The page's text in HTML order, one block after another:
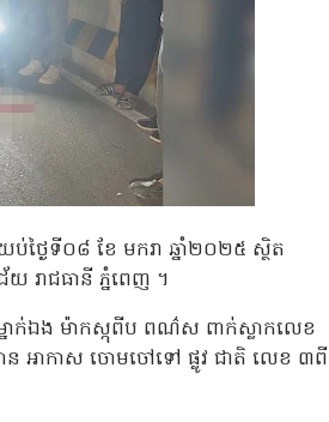
ប់ថ្ងៃទី០៨ ខែ មករា ឆ្នាំ២០២៥ ស្ថិត
រាជធានី ភ្នំពេញ ។
ាក់ឯង ម៉ាកស្កុពីប ពណ៌ស ពាក់ស្លាកលេខ
ាន អាកាស ចោមចៅទៅ ផ្លូវ ជាតិ លេខ ៣ពី